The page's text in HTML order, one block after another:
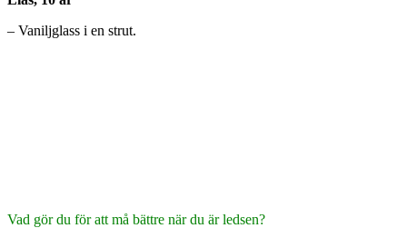
– Vaniljglass i en strut.
Vad gör du för att må bättre när du är ledsen?